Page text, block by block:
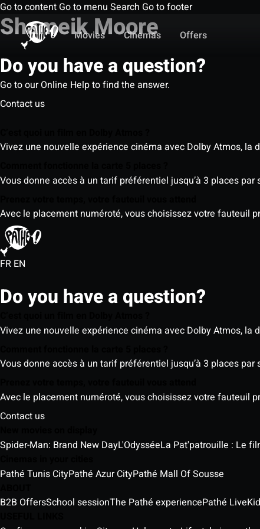
Go to content Go to menu Search Go to footer
Movies
Cinemas Offers
Shameik Moore
Do you have a question?
Go to our Online Help to find the answer.
Contact us
Vivez une nouvelle expérience cinéma avec Dolby Atmos,
Vous donne accès à un tarif préférentiel jusqu’à 3 places
Avec le placement numéroté, vous choisissez votre fauteuil
FR EN
Do you have a question?
Vivez une nouvelle expérience cinéma avec Dolby Atmos,
Vous donne accès à un tarif préférentiel jusqu’à 3 places
Avec le placement numéroté, vous choisissez votre fauteuil
Contact us
Spider-Man: Brand New DayL'OdysséeLa Pat'patrouille : Le
Pathé Tunis CityPathé Azur CityPathé Mall Of Sousse
B2B OffersSchool sessionThe Pathé experiencePathé Live